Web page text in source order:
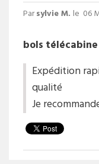
Parsylvie M. le 06
bols télécabine
Expédition
qualité
Je